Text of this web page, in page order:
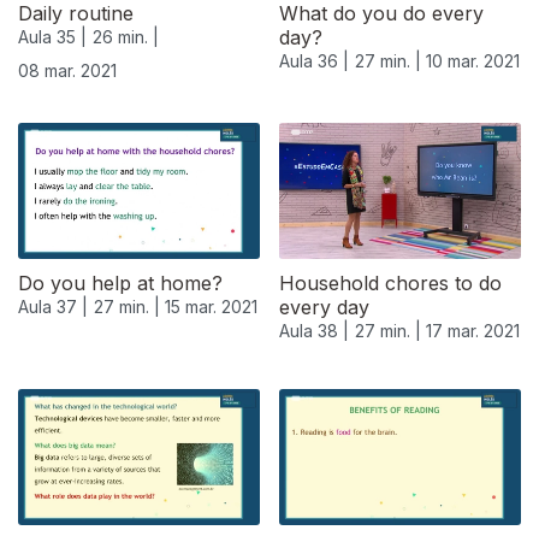
Daily routine
Aula 35 |
26 min. |
08 mar. 2021
What do you do every
day?
Aula 36 | 27 min. | 10 mar. 2021
Do you help at home?
Aula 37 | 27 min. | 15 mar. 2021
Household chores to do
every day
Aula 38 | 27 min. | 17 mar. 2021